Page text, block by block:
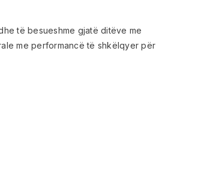
të besueshme gjatë ditëve me
me performancë të shkëlqyer për